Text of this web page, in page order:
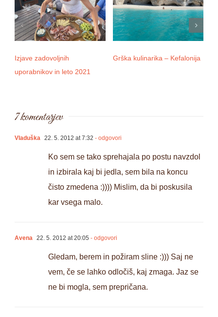
Izjave zadovoljnih
uporabnikov in leto 2021
Grška kulinarika – Kefalonija
7 komentarjev
Vladuška 22. 5. 2012 at 7:32 - odgovori
Ko sem se tako sprehajala po postu navzdol
in izbirala kaj bi jedla, sem bila na koncu
čisto zmedena :)))) Mislim, da bi poskusila
kar vsega malo.
Avena 22. 5. 2012 at 20:05 - odgovori
Gledam, berem in požiram sline :))) Saj ne
vem, če se lahko odločiš, kaj zmaga. Jaz se
ne bi mogla, sem prepričana.